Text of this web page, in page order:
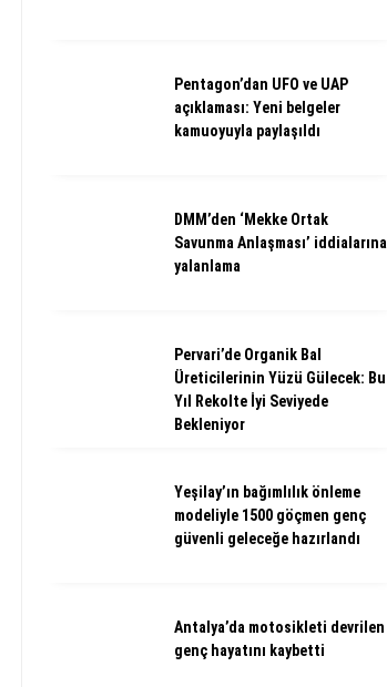
Pentagon’dan UFO ve UAP
açıklaması: Yeni belgeler
kamuoyuyla paylaşıldı
DMM’den ‘Mekke Ortak
Savunma Anlaşması’ iddialarına
yalanlama
Pervari’de Organik Bal
Üreticilerinin Yüzü Gülecek: Bu
Yıl Rekolte İyi Seviyede
Bekleniyor
Yeşilay’ın bağımlılık önleme
modeliyle 1500 göçmen genç
güvenli geleceğe hazırlandı
Antalya’da motosikleti devrilen
genç hayatını kaybetti